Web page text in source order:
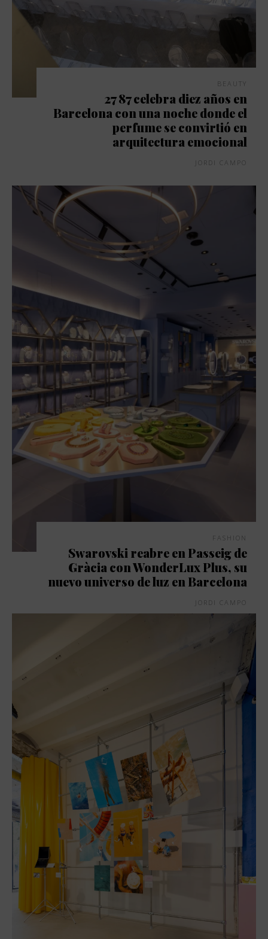
BEAUTY
27 87 celebra diez años en
Barcelona con una noche donde el
perfume se convirtió en
arquitectura emocional
JORDI CAMPO
FASHION
Swarovski reabre en Passeig de
Gràcia con WonderLux Plus, su
nuevo universo de luz en Barcelona
JORDI CAMPO